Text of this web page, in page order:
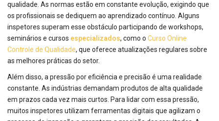
qualidade. As normas estão em constante evolução, exigindo que
os profissionais se dediquem ao aprendizado contínuo. Alguns
inspetores superam esse obstáculo participando de workshops,
seminários e cursos especializados, como o Curso Online
Controle de Qualidade, que oferece atualizações regulares sobre
as melhores práticas do setor.
Além disso, a pressão por eficiência e precisão é uma realidade
constante. As indústrias demandam produtos de alta qualidade
em prazos cada vez mais curtos. Para lidar com essa pressão,
muitos inspetores utilizam ferramentas digitais que agilizam o